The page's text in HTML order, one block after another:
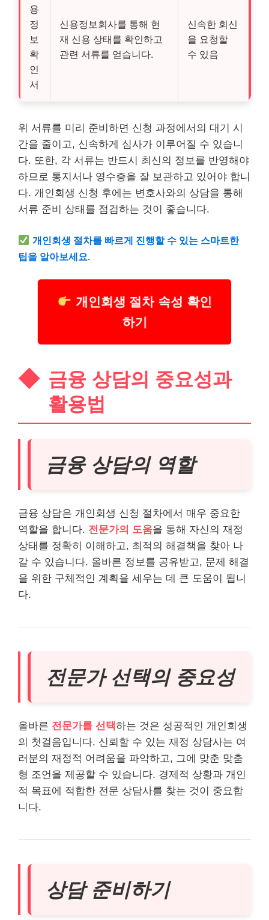
용
정
보
확
인
서
신용정보회사를 통해 현
재 신용 상태를 확인하고
관련 서류를 얻습니다.
신속한 회신
을 요청할
수 있음
위 서류를 미리 준비하면 신청 과정에서의 대기 시
간을 줄이고, 신속하게 심사가 이루어질 수 있습니
다. 또한, 각 서류는 반드시 최신의 정보를 반영해야
하므로 통지서나 영수증을 잘 보관하고 있어야 합니
다. 개인회생 신청 후에는 변호사와의 상담을 통해
서류 준비 상태를 점검하는 것이 좋습니다.
개인회생 절차를 빠르게 진행할 수 있는 스마트한
팁을 알아보세요.
개인회생 절차 속성 확인
하기
금융 상담의 중요성과
활용법
금융 상담의 역할
금융 상담은 개인회생 신청 절차에서 매우 중요한
역할을 합니다. 전문가의 도움을 통해 자신의 재정
상태를 정확히 이해하고, 최적의 해결책을 찾아 나
갈 수 있습니다. 올바른 정보를 공유받고, 문제 해결
을 위한 구체적인 계획을 세우는 데 큰 도움이 됩니
다.
전문가 선택의 중요성
올바른 전문가를 선택하는 것은 성공적인 개인회생
의 첫걸음입니다. 신뢰할 수 있는 재정 상담사는 여
러분의 재정적 어려움을 파악하고, 그에 맞춘 맞춤
형 조언을 제공할 수 있습니다. 경제적 상황과 개인
적 목표에 적합한 전문 상담사를 찾는 것이 중요합
니다.
상담 준비하기